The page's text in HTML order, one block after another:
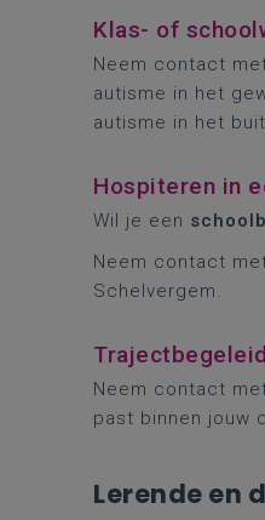
Klas- of
Neem contact
autisme in het
autisme in het
Hospiteren in
Wil je een
Neem contact
Schelvergem.
Neem contact
past binnen jouw
Lerende en